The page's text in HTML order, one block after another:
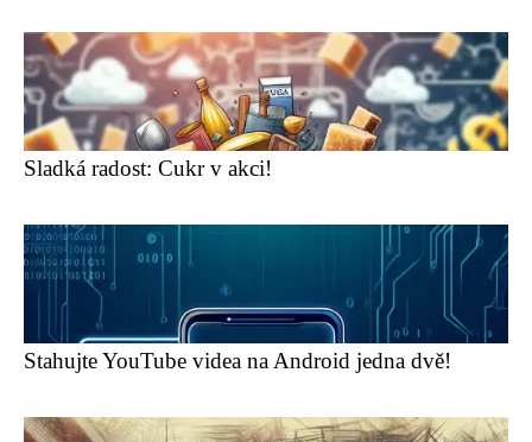
Sladká radost: Cukr v akci!
Stahujte YouTube videa na Android jedna dvě!